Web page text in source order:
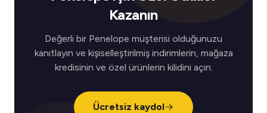
Kazanın
Değerli bir Penelope müşterisi olduğunuzu
kanıtlayın ve kişiselleştirilmiş indirimlerin, mağaza
kredisinin ve özel ürünlerin kilidini açın.
Ücretsiz kaydol